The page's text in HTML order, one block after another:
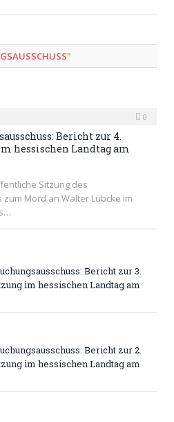
0
Bericht zur 4.
hessischen Landtag am
Sitzung des
Mord an Walter Lübcke im
Bericht zur 3.
im hessischen Landtag am
Bericht zur 2.
im hessischen Landtag am